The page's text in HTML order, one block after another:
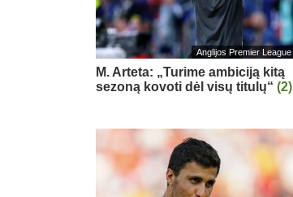
Anglijos Premier League
M. Arteta: „Turime ambiciją kitą
sezoną kovoti dėl visų titulų“ (2)